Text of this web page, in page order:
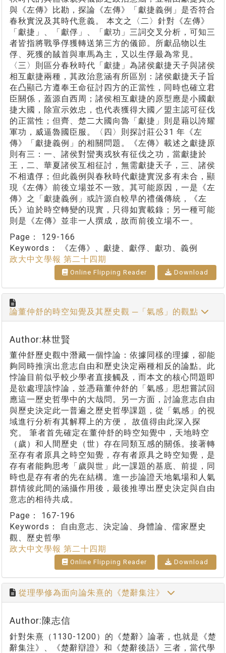
與《左傳》比勘，探論《左傳》「獻捷義例」是否符合
春秋實況及其時代意義。 本文之〈二〉針對《左傳》
「獻捷」、「獻俘」、「獻功」三詞交叉分析，可知三
者皆指將戰爭俘獲轉送第三方的儀節。所獻品物以生
俘、死獲的馘首與車馬為主，又以生俘最為常見。
〈三〉則區分春秋時代「獻捷」為諸侯獻捷天子與諸侯
相互獻捷兩種，其政治意涵有所區別：諸侯獻捷天子旨
在凸顯己方遵奉王命征討四方的正當性，同時也確立君
臣關係，蓋源自西周；諸侯相互獻捷的原型應是小國獻
捷大國，除宣示效忠，也代表獲得大國／盟主認可征伐
的正當性；但齊、楚二大國向魯「獻捷」則是藉以誇耀
軍功，威逼魯國臣服。〈四〉則探討莊公31 年《左
傳》「獻捷義例」的相關問題。《左傳》載述之獻捷原
則有三：一、諸侯對蠻夷戎狄有征伐之功，當獻捷於
王，二、華夏諸侯互相征討，無需獻捷天子，三、諸侯
不相遺俘；但此義例與春秋時代獻捷實況多有未合，顯
現《左傳》前後立場並不一致。其可能原因，一是《左
傳》之「獻捷義例」或許源自較早的禮儀傳統，《左
氏》迫於時空轉變的現實，只得如實載錄；另一種可能
則是《左傳》並非一人撰成，故而前後立場不一。
Page： 129-166
Keywords：
《左傳》、獻捷、獻俘、獻功、義例
政大中文學報 第二十四期
Online Flipping Reader Download
論董仲舒的時空知覺及其歷史觀 ─「氣感」的觀點
Author:林世賢
董仲舒歷史觀中潛藏一個悖論：依據同樣的理據，卻能
夠同時推演出意志自由和歷史決定兩種相反的論點。此
悖論目前似乎較少學者直接觸及，而本文的核心問題即
是欲處理該悖論，並憑藉董仲舒的「氣感」思想嘗試回
應這一歷史哲學中的大哉問。另一方面，討論意志自由
與歷史決定此一普遍之歷史哲學課題，從「氣感」的視
域進行分析有其解釋上的方便， 故值得由此深入探
究。 筆者首先確定在董仲舒的時空知覺中，天地時空
（歲）和人間歷史（世）存在同類互感的關係。接著轉
至存有者原具之時空知覺，存有者原具之時空知覺，是
存有者能夠思考「歲與世」此一課題的基底、前提，同
時也是存有者的先在結構。進一步論證天地氣場和人氣
群情彼此間的涵攝作用後，最後推導出歷史決定與自由
意志的相待共成。
Page： 167-196
Keywords：
自由意志、決定論、身體論、儒家歷史
觀、歷史哲學
政大中文學報 第二十四期
Online Flipping Reader Download
從理學修為面向論朱熹的《楚辭集注》
Author:陳志信
針對朱熹（1130-1200）的《楚辭》論著，也就是《楚
辭集注》、《楚辭辯證》和《楚辭後語》三者，當代學